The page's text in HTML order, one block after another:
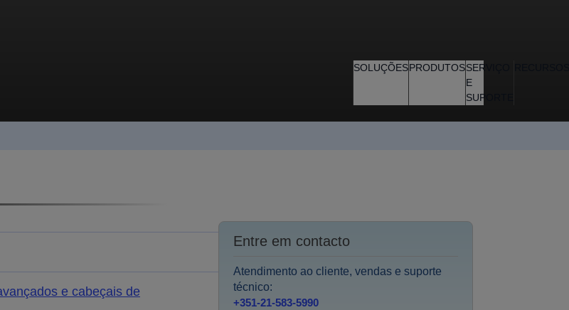
SOLUÇÕESPRODUTOSSERVIÇO
E
SUPORTE
e cabeçais de
Entre em contacto
Atendimento ao cliente, vendas e suporte
técnico:
+351-21-583-5990